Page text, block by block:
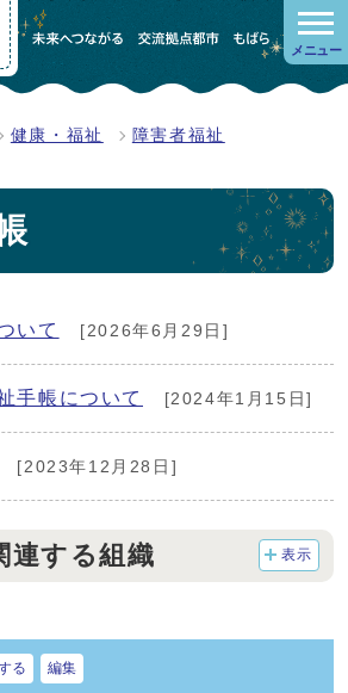
メニュー
健康・福祉 障害者福祉
いて [2026年6月29日]
手帳について [2024年1月15日]
[2023年12月28日]
連する組織 表示
る 編集